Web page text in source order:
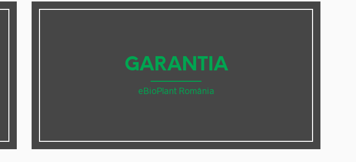
GARANTIA
eBioPlant România